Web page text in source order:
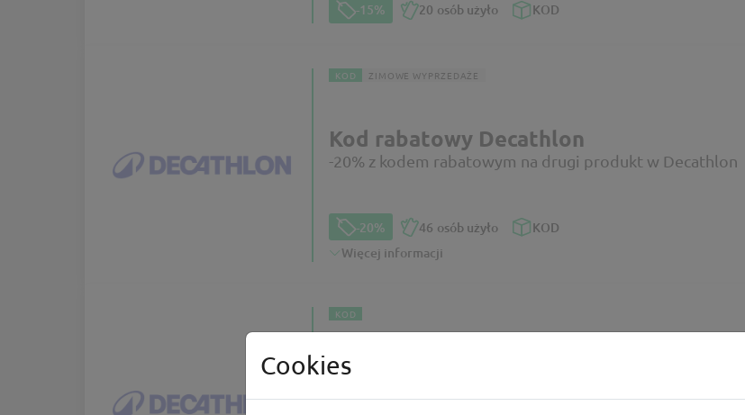
-15% 20 osób użyło KOD
KOD ZIMOWE WYPRZEDAŻE
Kod rabatowy Decathlon
-20% z kodem rabatowym na drugi produkt w Decathlon
-20% 46 osób użyło
KOD
Więcej informacji
KOD
Cookies